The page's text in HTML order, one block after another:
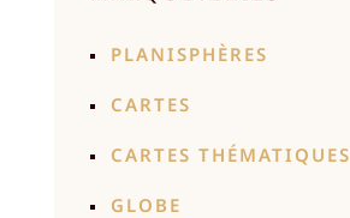
PLANISPHÈRES
CARTES
CARTES THÉMATIQUES
GLOBE